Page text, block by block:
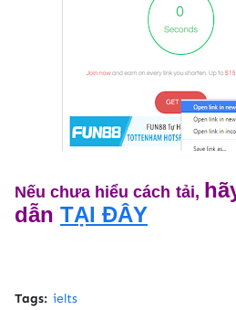
Nếu chưa hiểu cách tải,
dẫn TẠI ĐÂY
Tags: ielts